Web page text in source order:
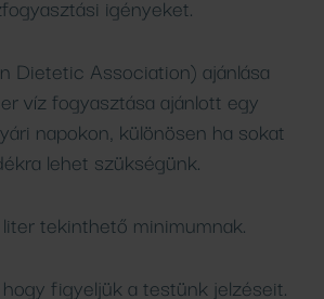
igényeket.
Dietetic Association) ajánlása
víz fogyasztása ajánlott egy
napokon, különösen ha sokat
lehet szükségünk.
tekinthető minimumnak.
figyeljük a testünk jelzéseit.